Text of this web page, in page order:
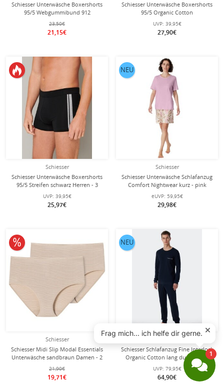
Schiesser Unterwäsche Boxershorts
95/5 Webgummibund 912
mehrfarbig gestreift Herren - 3 Stück
23,50€
21,15€
Schiesser Unterwäsche Boxershorts
95/5 Organic Cotton
Webgummibund mehrfarbig
schwarz Herren - 3 Stück
UVP: 39,95€
27,90€
Schiesser
Schiesser Unterwäsche Boxershorts
95/5 Streifen schwarz Herren - 3
Stück
UVP: 39,95€
25,97€
Schiesser
Schiesser Unterwäsche Schlafanzug
Comfort Nightwear kurz - pink
Damen
eUVP: 59,95€
29,98€
NEU
Schiesser
Schiesser Midi Slip Modal Essentials
Unterwäsche sandbraun Damen - 2
Stück
21,90€
19,71€
10% reduziert
Schiesser Schlafanzug Fine Interlock
Organic Cotton lang dunkelblau
Herren
UVP: 79,95€
64,90€
NEU